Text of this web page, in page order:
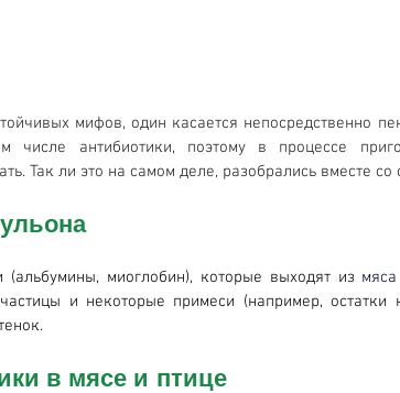
мифов, один касается непосредственно
числе антибиотики, поэтому в процессе
Так ли это на самом деле, разобрались вместе со
миоглобин), которые выходят из мяса
и некоторые примеси (например, остатки
в мясе и птице